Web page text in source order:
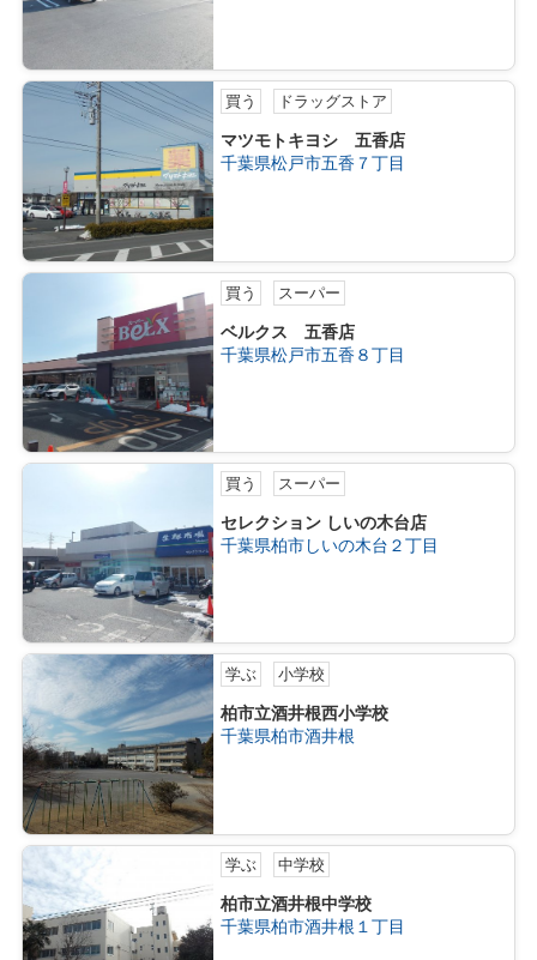
買う ドラッグストア
マツモトキヨシ 五香店
千葉県松戸市五香７丁目
買う スーパー
ベルクス 五香店
千葉県松戸市五香８丁目
買う スーパー
セレクション しいの木台店
千葉県柏市しいの木台２丁目
学ぶ 小学校
柏市立酒井根西小学校
千葉県柏市酒井根
学ぶ 中学校
柏市立酒井根中学校
千葉県柏市酒井根１丁目